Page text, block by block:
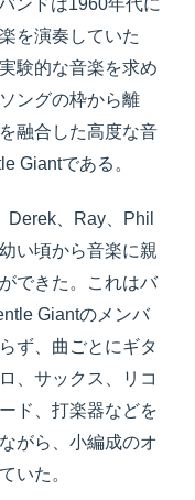
ンドは1960年代に
を演奏していた
験的な音楽を求め
ングの枠から離
融合した高度な音
Giantである。
Derek、Ray、Phil
い頃から音楽に親
できた。これはバ
Giantのメンバ
ず、曲ごとにギタ
、サックス、リコ
ド、打楽器などを
がら、小編成のオ
いた。